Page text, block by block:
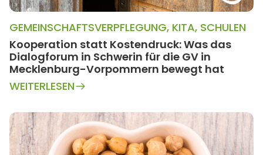
GEMEINSCHAFTSVERPFLEGUNG, KITA, SCHULEN
Kooperation statt Kostendruck: Was das
Dialogforum in Schwerin für die GV in
Mecklenburg-Vorpommern bewegt hat
WEITERLESEN